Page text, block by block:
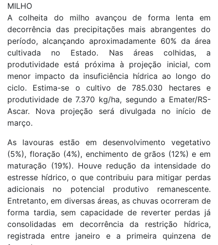
MILHO
A colheita do milho avançou de forma lenta em
decorrência das precipitações mais abrangentes do
período, alcançando aproximadamente 60% da área
cultivada no Estado. Nas áreas colhidas, a
produtividade está próxima à projeção inicial, com
menor impacto da insuficiência hídrica ao longo do
ciclo. Estima-se o cultivo de 785.030 hectares e
produtividade de 7.370 kg/ha, segundo a Emater/RS-
Ascar. Nova projeção será divulgada no início de
março.
As lavouras estão em desenvolvimento vegetativo
(5%), floração (4%), enchimento de grãos (12%) e em
maturação (19%). Houve redução da intensidade do
estresse hídrico, o que contribuiu para mitigar perdas
adicionais no potencial produtivo remanescente.
Entretanto, em diversas áreas, as chuvas ocorreram de
forma tardia, sem capacidade de reverter perdas já
consolidadas em decorrência da restrição hídrica,
registrada entre janeiro e a primeira quinzena de